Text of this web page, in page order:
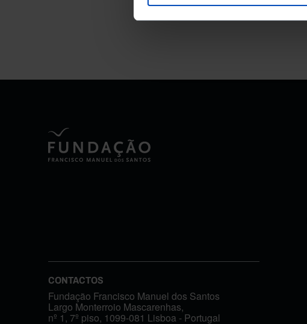
CONTACTOS
Fundação Francisco Manuel dos Santos
Largo Monterroio Mascarenhas,
nº 1, 7º piso, 1099-081 Lisboa - Portugal